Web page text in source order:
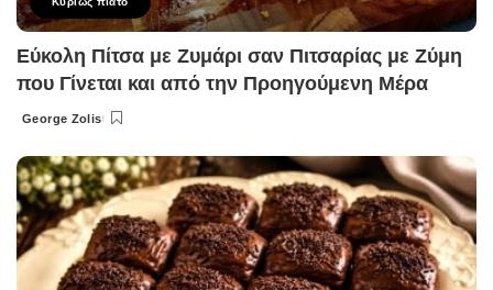
Εύκολη Πίτσα με Ζυμάρι σαν Πιτσαρίας με Ζύμη
που Γίνεται και από την Προηγούμενη Μέρα
Posted
George Zolis